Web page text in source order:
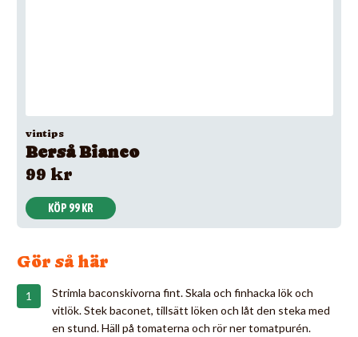
vintips
Berså Bianco
99 kr
KÖP 99 KR
Gör så här
Strimla baconskivorna fint. Skala och finhacka lök och
vitlök. Stek baconet, tillsätt löken och låt den steka med
en stund. Häll på tomaterna och rör ner tomatpurén.